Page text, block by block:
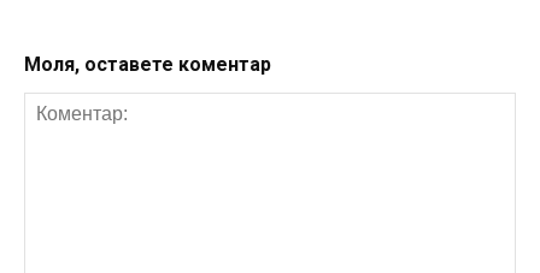
Моля, оставете коментар